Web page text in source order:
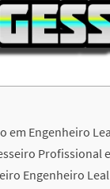
em Engenheiro
Profissional
Engenheiro Leal